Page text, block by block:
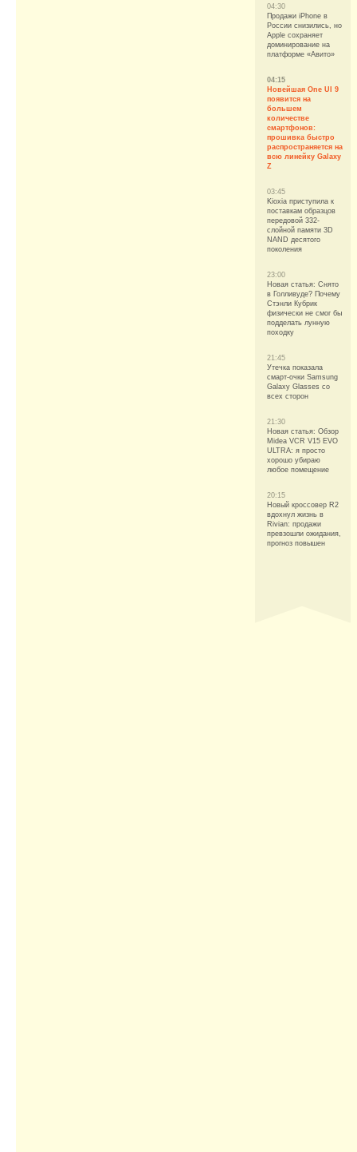
04:30
Продажи iPhone в
России снизились, но
Apple сохраняет
доминирование на
платформе «Авито»
04:15
Новейшая One UI 9
появится на
большем
количестве
смартфонов:
прошивка быстро
распространяется на
всю линейку Galaxy
Z
03:45
Kioxia приступила к
поставкам образцов
передовой 332-
слойной памяти 3D
NAND десятого
поколения
23:00
Новая статья: Снято
в Голливуде? Почему
Стэнли Кубрик
физически не смог бы
подделать лунную
походку
21:45
Утечка показала
смарт-очки Samsung
Galaxy Glasses со
всех сторон
21:30
Новая статья: Обзор
Midea VCR V15 EVO
ULTRA: я просто
хорошо убираю
любое помещение
20:15
Новый кроссовер R2
вдохнул жизнь в
Rivian: продажи
превзошли ожидания,
прогноз повышен